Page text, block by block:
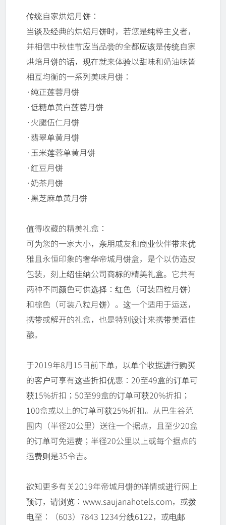
传统自家烘焙月饼：
当谈及经典的烘焙月饼时，若您是纯粹主义者，
并相信中秋佳节应当品尝的全都应该是传统自家
烘焙月饼的话，现在就来体验以甜味和奶油味皆
相互均衡的一系列美味月饼：
·纯正莲蓉月饼
·低糖单黄白莲蓉月饼
·火腿伍仁月饼
·翡翠单黄月饼
·玉米莲蓉单黄月饼
·红豆月饼
·奶茶月饼
·黑芝麻单黄月饼
值得收藏的精美礼盒：
可为您的一家大小，亲朋戚友和商业伙伴带来优
雅且永恒印象的奢华帝城月饼盒，是个以仿造皮
包装，刻上绍佳纳公司商标的精美礼盒。它共有
两种不同颜色可供选择：红色（可装四粒月饼）
和棕色（可装八粒月饼）。这一个适用于运送，
携带或解开的礼盒，也是特别设计来携带美酒佳
酿。
于2019年8月15日前下单，以单个收据进行购买
的客户可享有这些折扣优惠：20至49盒的订单可
获15%折扣；50至99盒的订单可获20%折扣；
100盒或以上的订单可获25%折扣。从巴生谷范
围内（半径20公里）送往一个据点，且至少20盒
的订单可免运费；半径20公里以上或每个据点的
运费则是35令吉。
欲知更多有关2019年帝城月饼的详情或进行网上
预订，请浏览：www.saujanahotels.com，或拨
电至：（603）7843 1234分线6122，或电邮